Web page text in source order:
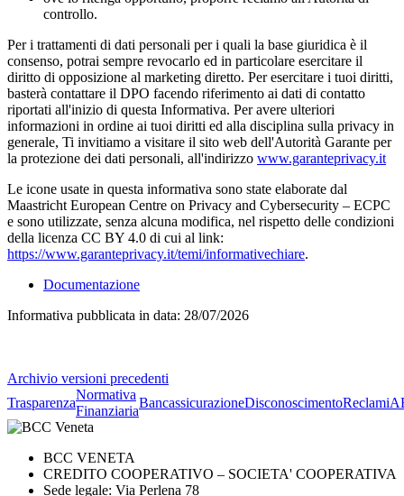
controllo.
Per i trattamenti di dati personali per i quali la base giuridica è il
consenso, potrai sempre revocarlo ed in particolare esercitare il
diritto di opposizione al marketing diretto. Per esercitare i tuoi diritti,
basterà contattare il DPO facendo riferimento ai dati di contatto
riportati all'inizio di questa Informativa. Per avere ulteriori
informazioni in ordine ai tuoi diritti ed alla disciplina sulla privacy in
generale, Ti invitiamo a visitare il sito web dell'Autorità Garante per
la protezione dei dati personali, all'indirizzo www.garanteprivacy.it
Le icone usate in questa informativa sono state elaborate dal
Maastricht European Centre on Privacy and Cybersecurity – ECPC
e sono utilizzate, senza alcuna modifica, nel rispetto delle condizioni
della licenza CC BY 4.0 di cui al link:
https://www.garanteprivacy.it/temi/informativechiare.
Documentazione
Informativa pubblicata in data: 28/07/2026
Archivio versioni precedenti
Trasparenza
Normativa
Finanziaria
BancassicurazioneDisconoscimentoReclami
BCC VENETA
CREDITO COOPERATIVO – SOCIETA' COOPERATIVA
Sede legale: Via Perlena 78